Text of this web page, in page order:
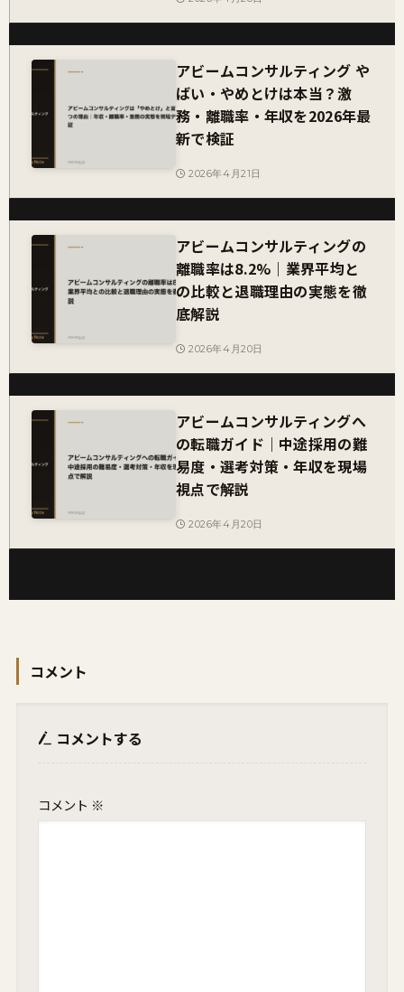
アビームコンサルティング や
ばい・やめとけは本当？激
務・離職率・年収を2026年最
新で検証
2026年4月21日
アビームコンサルティングの
離職率は8.2%｜業界平均と
の比較と退職理由の実態を徹
底解説
2026年4月20日
アビームコンサルティングへ
の転職ガイド｜中途採用の難
易度・選考対策・年収を現場
視点で解説
2026年4月20日
コメント
コメントする
コメント ※